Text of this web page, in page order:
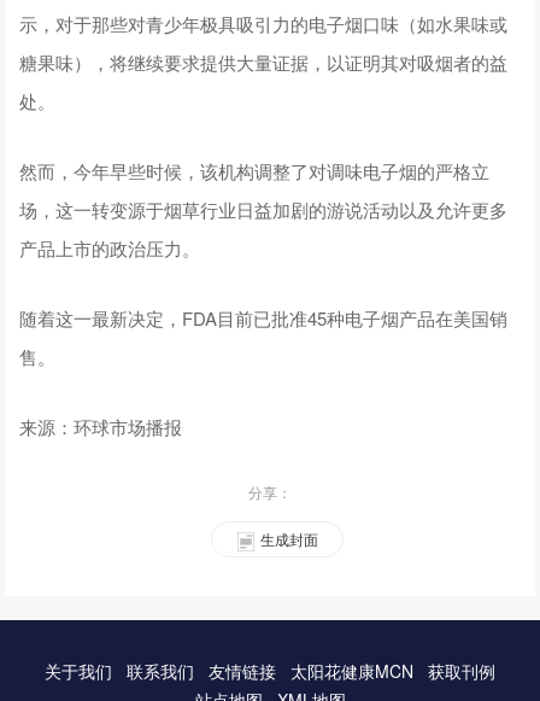
示，对于那些对青少年极具吸引力的电子烟口味（如水果味或
糖果味），将继续要求提供大量证据，以证明其对吸烟者的益
处。
然而，今年早些时候，该机构调整了对调味电子烟的严格立
场，这一转变源于烟草行业日益加剧的游说活动以及允许更多
产品上市的政治压力。
随着这一最新决定，FDA目前已批准45种电子烟产品在美国销
售。
来源：环球市场播报
分享：
生成封面
关于我们 联系我们 友情链接 太阳花健康MCN
获取刊例